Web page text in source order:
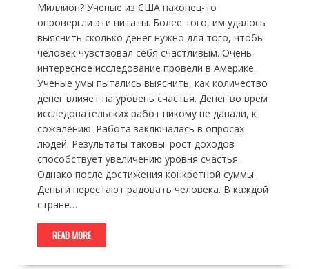
Миллион? Ученые из США наконец-то
опровергли эти цитаты. Более того, им удалось
выяснить сколько денег нужно для того, чтобы
человек чувствовал себя счастливым. Очень
интересное исследование провели в Америке.
Ученые умы пытались выяснить, как количество
денег влияет на уровень счастья. Денег во врем
исследовательских работ никому не давали, к
сожалению. Работа заключалась в опросах
людей. Результаты таковы: рост доходов
способствует увеличению уровня счастья.
Однако после достижения конкретной суммы.
Деньги перестают радовать человека. В каждой
стране…
READ MORE